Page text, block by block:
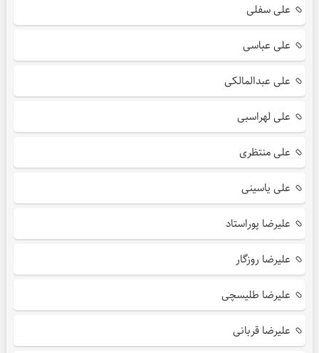
علی سفلی
علی عباسی
علی عبدالمالکی
علی لهراسبی
علی منتظری
علی یاسینی
علیرضا پوراستاد
علیرضا روزگار
علیرضا طلیسچی
علیرضا قربانی